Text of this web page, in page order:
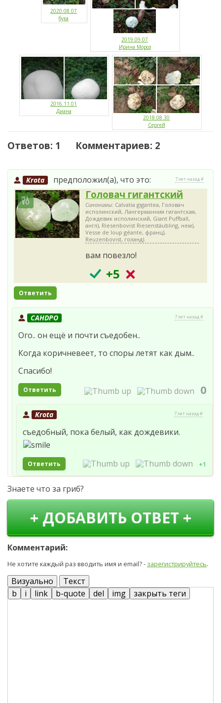
2020.08.07
бука
2019.09.07
Ирина Мороз
2016.11.01
Диана
2018.08.30
Сергей
Ответов: 1 Комментариев: 2
Krota предположил(а), что это: 7 лет назад #
Головач гигантский
Синонимы: Calvatia gigantea, Головач
исполинский, Лангерманния гигантская,
Дождевик исполинский, Giant Puffball,
англ), Riesenbovist Riesenstäubling, нем),
Vesse de loup géante, франц),
Reuzenbovist, голанд).
вам повезло!
+5
Ответить
CAHDPO 7 лет назад #
Ого.. он ещё и почти съедобен..
Когда коричневеет, то споры летят как дым..
Спасибо!
Ответить 0
Krota 7 лет назад #
съедобный, пока белый, как дождевики.
Ответить +1
Знаете что за гриб?
+ ДОБАВИТЬ ОТВЕТ +
Комментарий:
Не хотите каждый раз вводить имя и email? - зарегистрируйтесь.
Визуально Текст